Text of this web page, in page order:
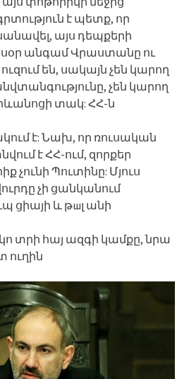
է պետք, որ
այս դեպքերի
անգամ Վրաստանը ու
են, սակայն չեն կարող
չեն կարող
տակ: ՀՀ-ն
է: Նախ, որ ռուսական
է ՀՀ-ում, զորքեր
չունի Պուտինը: Մյուս
չի ցանկանում
ցիայի և թшլ անի
տրի հայ ազգի կամքը, նրա
ուղին